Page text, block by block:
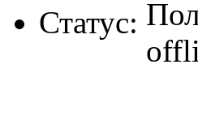
Статус: